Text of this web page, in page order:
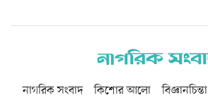
নাগরিক সংবাদ কিশোর আলো বিজ্ঞানচিন্তা